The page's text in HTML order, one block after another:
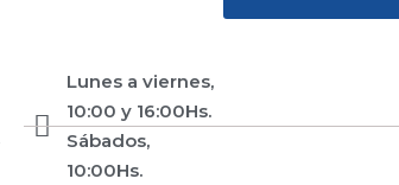
Lunes a viernes,
10:00 y 16:00Hs.
Sábados,
10:00Hs.